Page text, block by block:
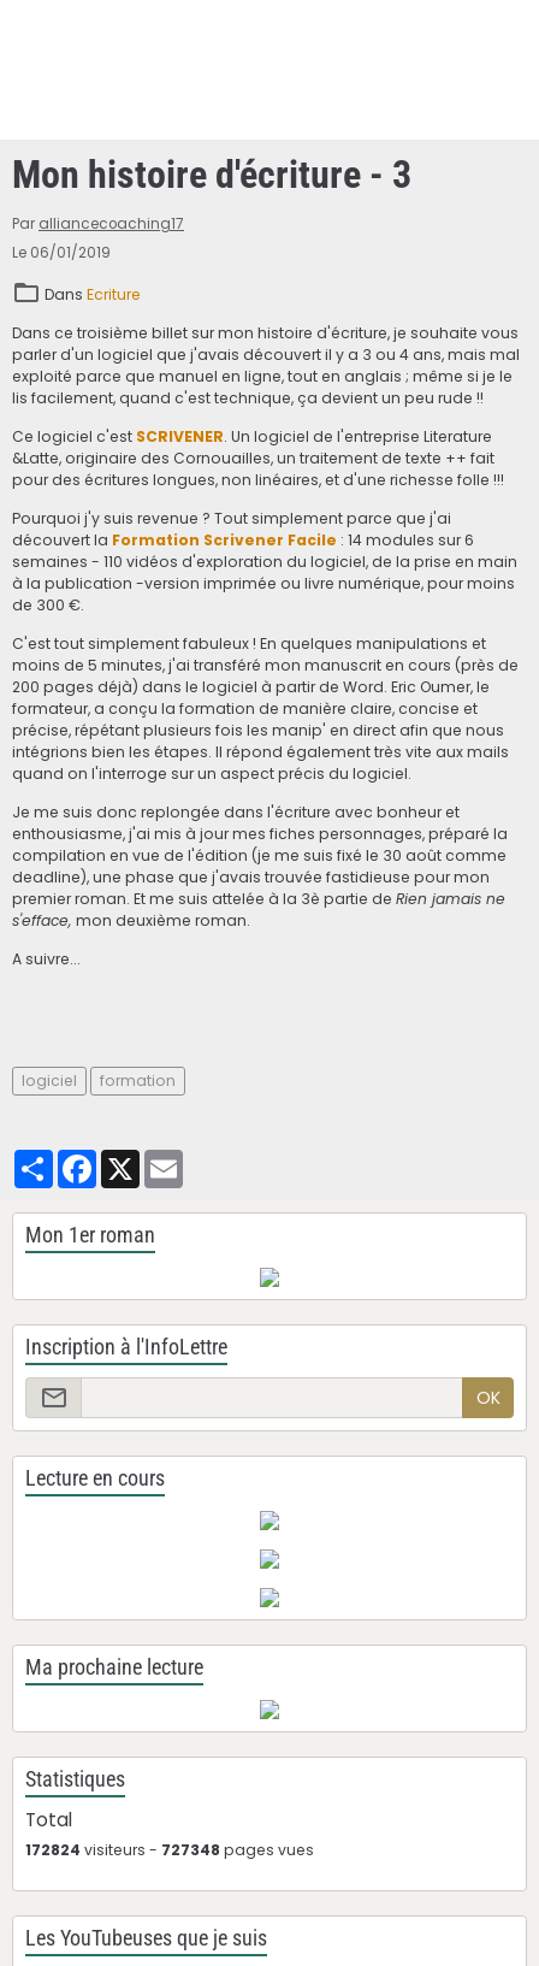
Mon histoire d'écriture - 3
Par alliancecoaching17
Le 06/01/2019
Dans Ecriture
Dans ce troisième billet sur mon histoire d'écriture, je souhaite vous
parler d'un logiciel que j'avais découvert il y a 3 ou 4 ans, mais mal
exploité parce que manuel en ligne, tout en anglais ; même si je le
lis facilement, quand c'est technique, ça devient un peu rude !!
Ce logiciel c'est SCRIVENER. Un logiciel de l'entreprise Literature
&Latte, originaire des Cornouailles, un traitement de texte ++ fait
pour des écritures longues, non linéaires, et d'une richesse folle !!!
Pourquoi j'y suis revenue ? Tout simplement parce que j'ai
découvert la Formation Scrivener Facile : 14 modules sur 6
semaines - 110 vidéos d'exploration du logiciel, de la prise en main
à la publication -version imprimée ou livre numérique, pour moins
de 300 €.
C'est tout simplement fabuleux ! En quelques manipulations et
moins de 5 minutes, j'ai transféré mon manuscrit en cours (près de
200 pages déjà) dans le logiciel à partir de Word. Eric Oumer, le
formateur, a conçu la formation de manière claire, concise et
précise, répétant plusieurs fois les manip' en direct afin que nous
intégrions bien les étapes. Il répond également très vite aux mails
quand on l'interroge sur un aspect précis du logiciel.
Je me suis donc replongée dans l'écriture avec bonheur et
enthousiasme, j'ai mis à jour mes fiches personnages, préparé la
compilation en vue de l'édition (je me suis fixé le 30 août comme
deadline), une phase que j'avais trouvée fastidieuse pour mon
premier roman. Et me suis attelée à la 3è partie de Rien jamais ne
s'efface, mon deuxième roman.
A suivre...
logiciel formation
PartagerFacebook
X
Mon 1er roman
Inscription à l'InfoLettre
OK
Lecture en cours
Ma prochaine lecture
Statistiques
Total
172824 visiteurs - 727348 pages vues
Les YouTubeuses que je suis